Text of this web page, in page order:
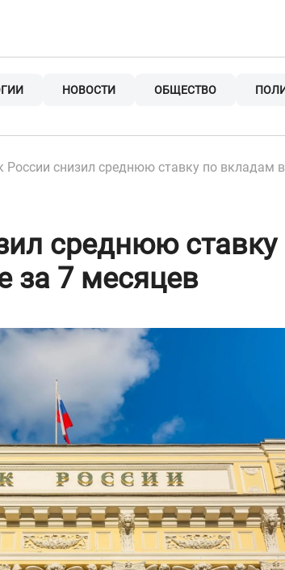
НОВОСТИ ОБЩЕСТВО
России снизил среднюю ставку по вкладам
среднюю ставку
за 7 месяцев